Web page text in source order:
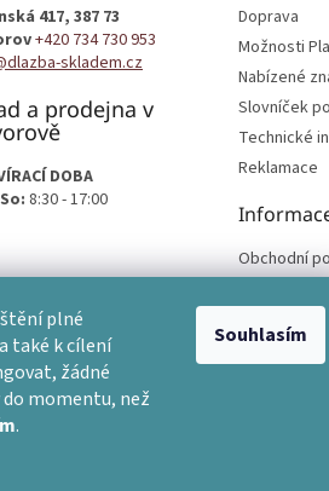
plné
také k cílení
žádné
momentu, než
.
Souhlasím
417, 387 73
+420 734 730 953
skladem.cz
a prodejna v
DOBA
8:30 - 17:00
Doprava
Možnosti
Nabízené
Slovníček
Technické
Reklamace
Obchodní
Podmínky
podmínek